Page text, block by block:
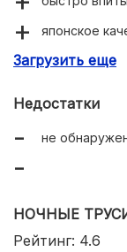
японское
лента для
Загрузить еще
Недостатки
не
НОЧНЫЕ
Рейтинг: 4.6